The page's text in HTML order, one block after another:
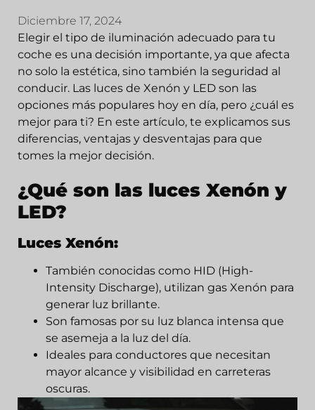
Diciembre 17, 2024
Elegir el tipo de iluminación adecuado para tu
coche es una decisión importante, ya que afecta
no solo la estética, sino también la seguridad al
conducir. Las luces de Xenón y LED son las
opciones más populares hoy en día, pero ¿cuál es
mejor para ti? En este artículo, te explicamos sus
diferencias, ventajas y desventajas para que
tomes la mejor decisión.
¿Qué son las luces Xenón y
LED?
Luces Xenón:
También conocidas como HID (High-
Intensity Discharge), utilizan gas Xenón para
generar luz brillante.
Son famosas por su luz blanca intensa que
se asemeja a la luz del día.
Ideales para conductores que necesitan
mayor alcance y visibilidad en carreteras
oscuras.